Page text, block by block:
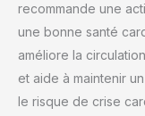
recommande une
une bonne santé
améliore la
et aide à maintenir
le risque de crise